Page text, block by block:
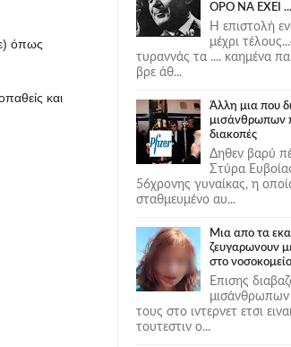
όπως
και
ΟΡΟ ΝΑ ΕΧΕΙ
Η επιστολή
μέχρι
τυραννάς τα .... καημένα
βρε άθ...
Άλλη μια που
μισάνθρωπων
διακοπές
Δηθεν βαρύ
Στύρα
56χρονης γυναίκας, η
σταθμευμένο αυ...
Μια απο τα
ζευγαρωνουν
στο νοσοκομείο
Επισης
μισάνθρωπων
τους στο ιντερνετ ετσι
τουτεστιν ο...